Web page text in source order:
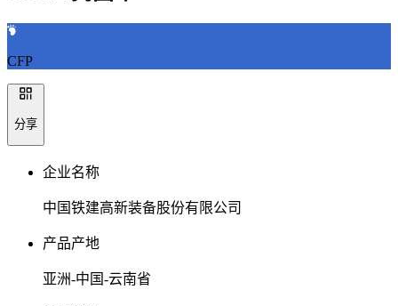
CFP
分享
企业名称
中国铁建高新装备股份有限公司
产品产地
亚洲-中国-云南省